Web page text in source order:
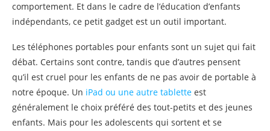
comportement. Et dans le cadre de l’éducation d’enfants
indépendants, ce petit gadget est un outil important.
Les téléphones portables pour enfants sont un sujet qui fait
débat. Certains sont contre, tandis que d’autres pensent
qu’il est cruel pour les enfants de ne pas avoir de portable à
notre époque. Un iPad ou une autre tablette est
généralement le choix préféré des tout-petits et des jeunes
enfants. Mais pour les adolescents qui sortent et se